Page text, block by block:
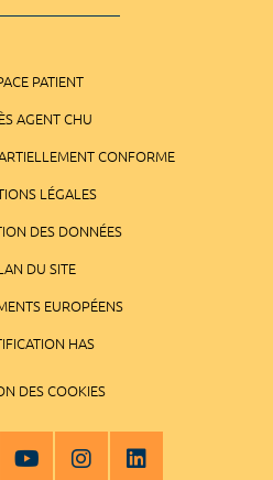
PATIENT
AGENT CHU
CONFORME
LÉGALES
DES DONNÉES
DU SITE
EUROPÉENS
HAS
DES COOKIES